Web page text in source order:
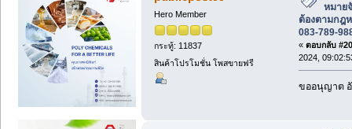
Hero Member
กระทู้: 11837
สินค้าโปรโมชั่น โพสขายฟรี
หมาย
ต้องตามกฎ
083-789-
« ตอบกลับ
2024,
ขออนุญาต